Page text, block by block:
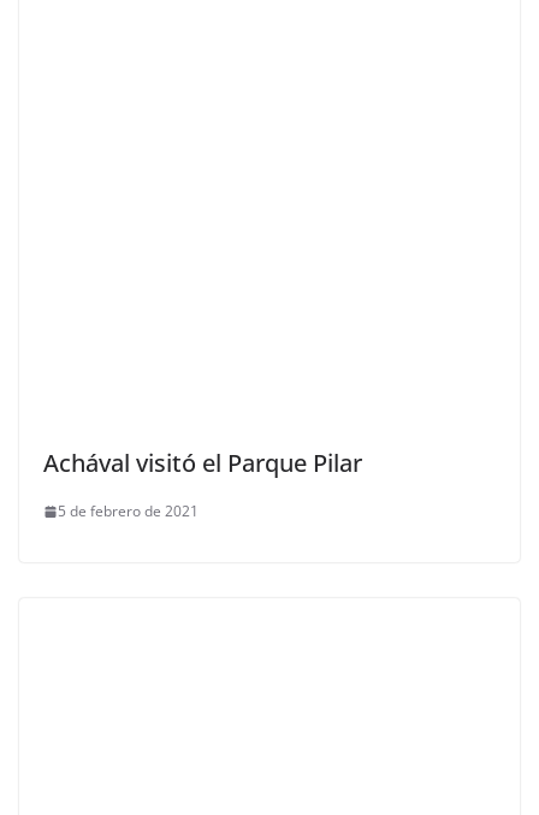
Achával visitó el Parque Pilar
5 de febrero de 2021